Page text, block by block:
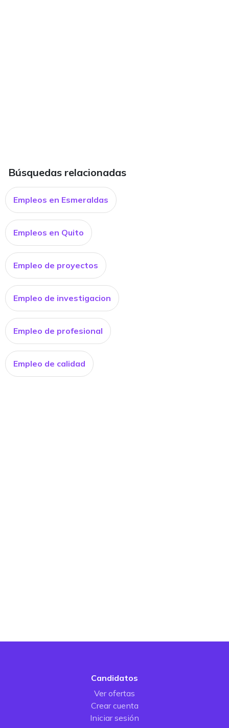
Búsquedas relacionadas
Empleos en Esmeraldas
Empleos en Quito
Empleo de proyectos
Empleo de investigacion
Empleo de profesional
Empleo de calidad
Candidatos
Ver ofertas
Crear cuenta
Iniciar sesión